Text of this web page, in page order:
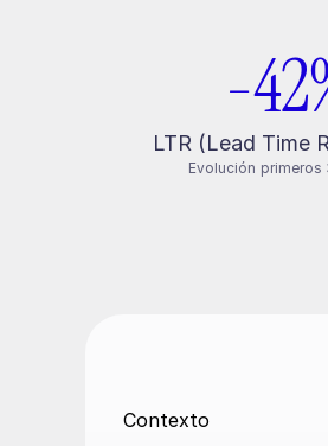
-
LTR (Lead Time
Evolución primeros
Contexto